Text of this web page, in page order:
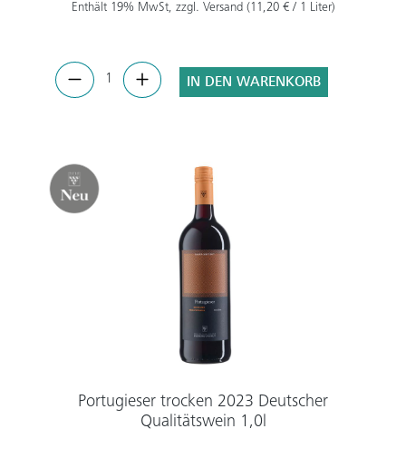
Enthält 19% MwSt, zzgl. Versand (11,20 € / 1 Liter)
IN DEN WARENKORB
Portugieser trocken 2023 Deutscher
Qualitätswein 1,0l